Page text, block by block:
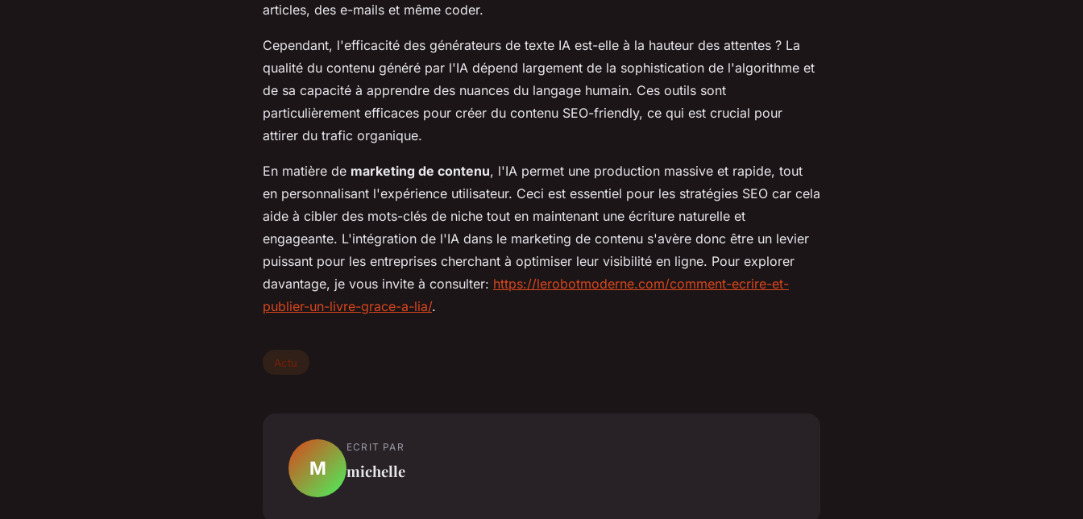
articles, des e-mails et même coder.
Cependant, l'efficacité des générateurs de texte IA est-elle à la hauteur des attentes ? La
qualité du contenu généré par l'IA dépend largement de la sophistication de l'algorithme et
de sa capacité à apprendre des nuances du langage humain. Ces outils sont
particulièrement efficaces pour créer du contenu SEO-friendly, ce qui est crucial pour
attirer du trafic organique.
En matière de marketing de contenu, l'IA permet une production massive et rapide, tout
en personnalisant l'expérience utilisateur. Ceci est essentiel pour les stratégies SEO car cela
aide à cibler des mots-clés de niche tout en maintenant une écriture naturelle et
engageante. L'intégration de l'IA dans le marketing de contenu s'avère donc être un levier
puissant pour les entreprises cherchant à optimiser leur visibilité en ligne. Pour explorer
davantage, je vous invite à consulter: https://lerobotmoderne.com/comment-ecrire-et-
publier-un-livre-grace-a-lia/.
Actu
M
ECRIT PAR
michelle